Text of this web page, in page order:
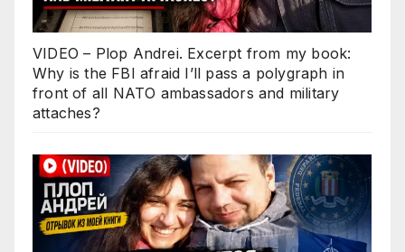
VIDEO – Plop Andrei. Excerpt from my book:
Why is the FBI afraid I’ll pass a polygraph in
front of all NATO ambassadors and military
attaches?